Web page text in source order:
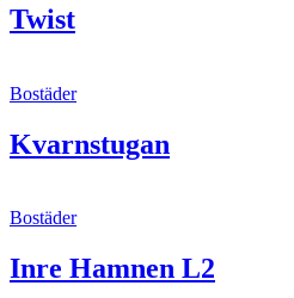
Twist
Bostäder
Kvarnstugan
Bostäder
Inre Hamnen L2